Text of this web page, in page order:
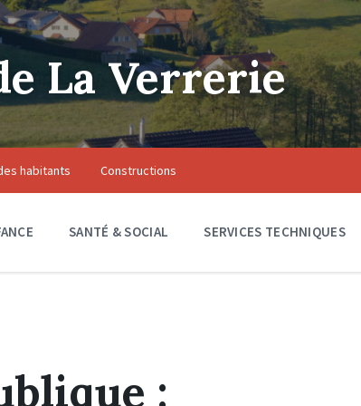
La Verrerie
habitants Constructions
SANTÉ & SOCIAL SERVICES TECHNIQUES
: